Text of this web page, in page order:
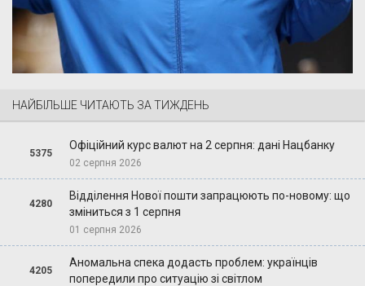
НАЙБІЛЬШЕ ЧИТАЮТЬ ЗА ТИЖДЕНЬ
5375
Офіційний курс валют на 2 серпня: дані Нацбанку
02 серпня 2026
4280
Відділення Нової пошти запрацюють по-новому: що
зміниться з 1 серпня
01 серпня 2026
4205
Аномальна спека додасть проблем: українців
попередили про ситуацію зі світлом